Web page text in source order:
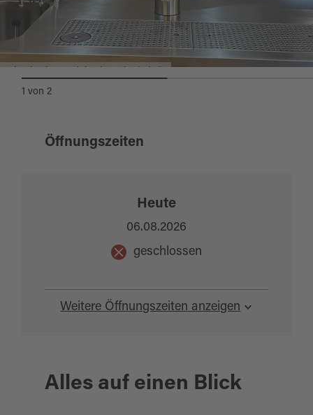
1 von2
Öffnungszeiten
Weitere Öffnungszeiten anzeigen
Heute
06.08.2026
geschlossen
Alles auf einen Blick